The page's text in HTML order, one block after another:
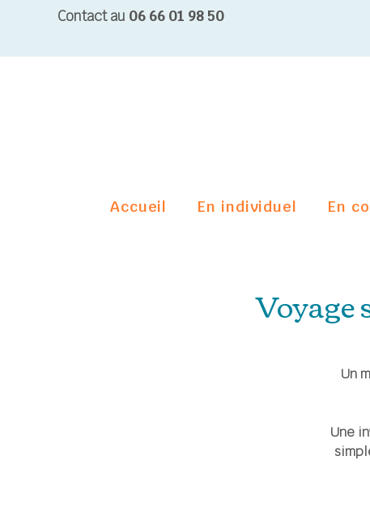
Contact au 06 66 01 98 50
Accueil En individuel En
Voyage
Un
Une